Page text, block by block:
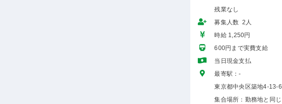
残業なし
募集人数 2人
時給 1,250円
600円まで実費支給
当日現金支払
最寄駅：-
東京都中央区築地4-13-6
集合場所：勤務地と同じ